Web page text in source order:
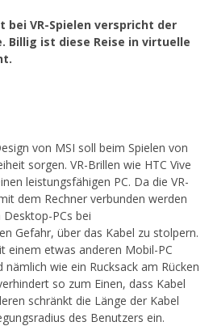
VR-Spielen verspricht der
Billig ist diese Reise in virtuelle
von MSI soll beim Spielen von
sorgen. VR-Brillen wie HTC Vive
leistungsfähigen PC. Da die VR-
dem Rechner verbunden werden
PCs bei
Gefahr, über das Kabel zu stolpern.
einem etwas anderen Mobil-PC
nämlich wie ein Rucksack am Rücken
so zum Einen, dass Kabel
schränkt die Länge der Kabel
des Benutzers ein.